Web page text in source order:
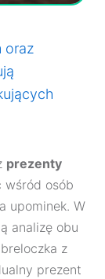
oraz
prezenty
wśród osób
upominek. W
analizę obu
z
prezent